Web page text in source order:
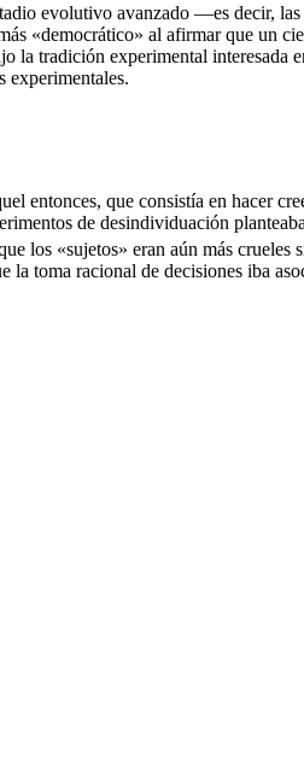
evolutivo avanzado —es decir,
«democrático» al afirmar que un
tradición experimental interesada
experi­mentales.
entonces, que consistía en hacer
de desindividuación
los «sujetos» eran aún más
toma racional de decisiones iba